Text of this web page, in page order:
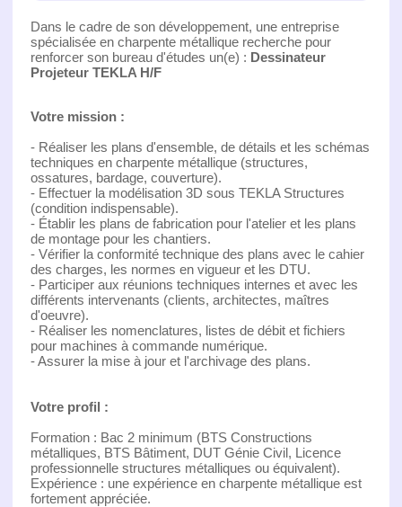
Dans le cadre de son développement, une entreprise
spécialisée en charpente métallique recherche pour
renforcer son bureau d'études un(e) : Dessinateur
Projeteur TEKLA H/F
Votre mission :
- Réaliser les plans d'ensemble, de détails et les schémas
techniques en charpente métallique (structures,
ossatures, bardage, couverture).
- Effectuer la modélisation 3D sous TEKLA Structures
(condition indispensable).
- Établir les plans de fabrication pour l'atelier et les plans
de montage pour les chantiers.
- Vérifier la conformité technique des plans avec le cahier
des charges, les normes en vigueur et les DTU.
- Participer aux réunions techniques internes et avec les
différents intervenants (clients, architectes, maîtres
d'oeuvre).
- Réaliser les nomenclatures, listes de débit et fichiers
pour machines à commande numérique.
- Assurer la mise à jour et l'archivage des plans.
Votre profil :
Formation : Bac 2 minimum (BTS Constructions
métalliques, BTS Bâtiment, DUT Génie Civil, Licence
professionnelle structures métalliques ou équivalent).
Expérience : une expérience en charpente métallique est
fortement appréciée.